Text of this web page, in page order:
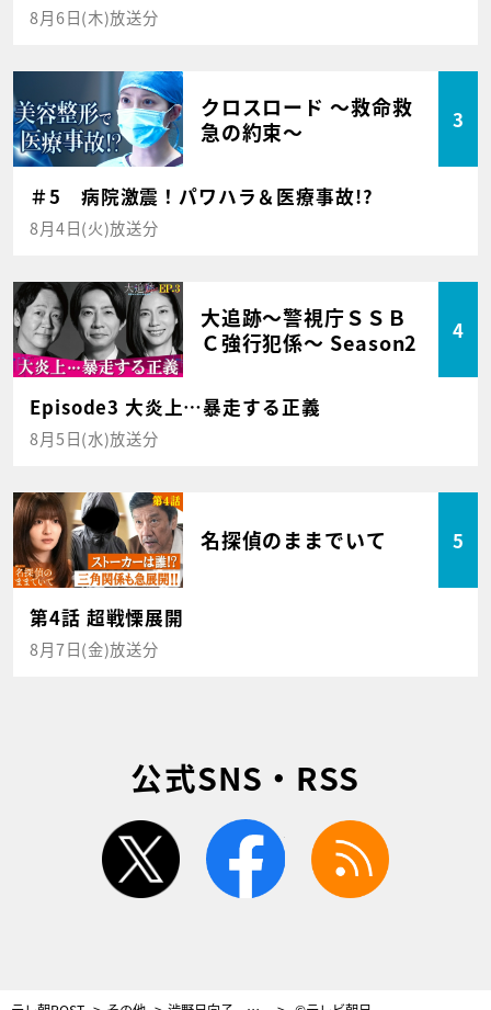
8月6日(木)放送分
クロスロード ～救命救
急の約束～
3
＃5 病院激震！パワハラ＆医療事故!?
8月4日(火)放送分
大追跡～警視庁ＳＳＢ
Ｃ強行犯係～ Season2
4
Episode3 大炎上…暴走する正義
8月5日(水)放送分
名探偵のままでいて 5
第4話 超戦慄展開
8月7日(金)放送分
公式SNS・RSS
twitter facebook